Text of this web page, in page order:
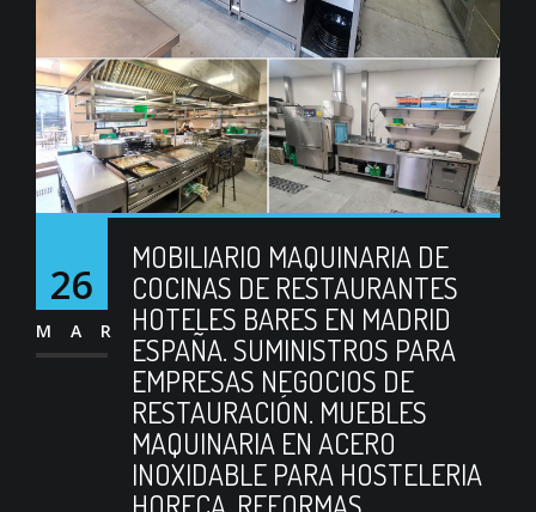
26
MAR
MOBILIARIO MAQUINARIA DE
COCINAS DE RESTAURANTES
HOTELES BARES EN MADRID
ESPAÑA. SUMINISTROS PARA
EMPRESAS NEGOCIOS DE
RESTAURACIÓN. MUEBLES
MAQUINARIA EN ACERO
INOXIDABLE PARA HOSTELERIA